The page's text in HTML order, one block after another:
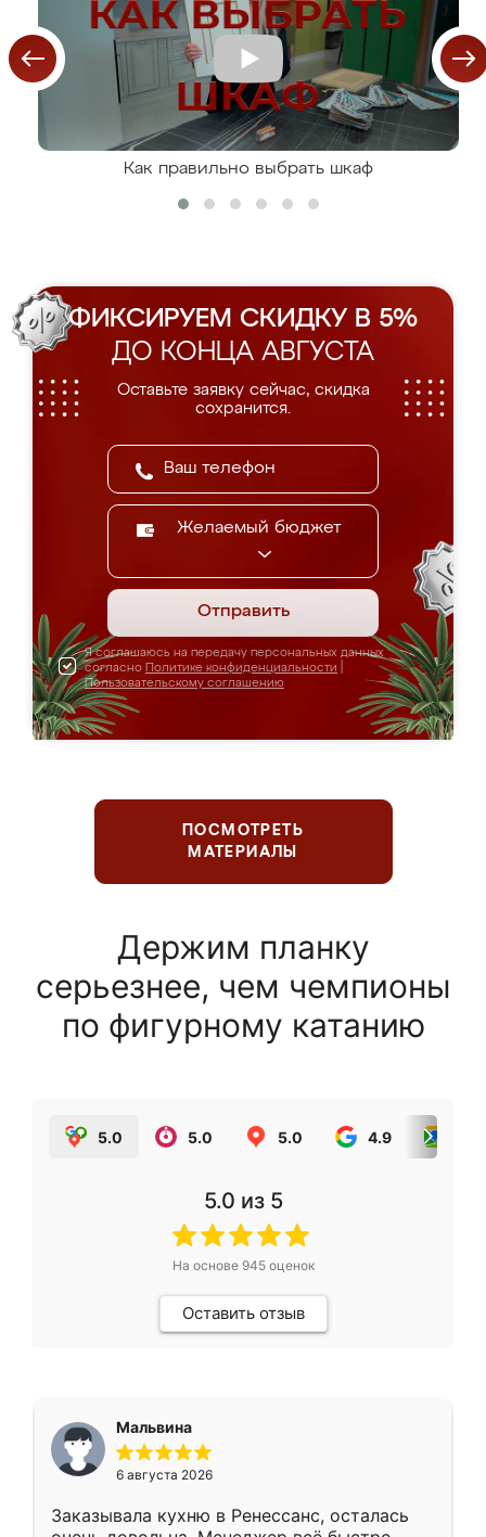
Как правильно выбрать шкаф
ФИКСИРУЕМ СКИДКУ В 5%
ДО КОНЦА АВГУСТА
Оставьте заявку сейчас, скидка
сохранится.
Желаемый бюджет
Отправить
Я соглашаюсь на передачу персональных данных
согласно Политике конфиденциальности
Пользовательскому соглашению
ПОСМОТРЕТЬ
МАТЕРИАЛЫ
Держим планку
серьезнее, чем чемпионы
по фигурному катанию
5.0 5.0 5.0 4.9
5.0 из 5
На основе 945оценок
Оставить отзыв
Мальвина
6 августа 2026
Заказывала кухню в Ренессанс, осталась